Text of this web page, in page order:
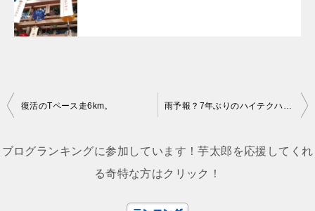
投
ナ
復活のTペース走6km。 雨予報？7年ぶりのハイテクハーフマラソン。
ブログランキングに参加しています！芋太郎を応援してくれ
る奇特な方はクリック！